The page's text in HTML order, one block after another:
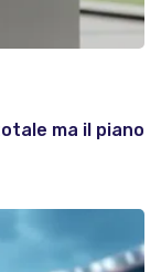
ma il piano